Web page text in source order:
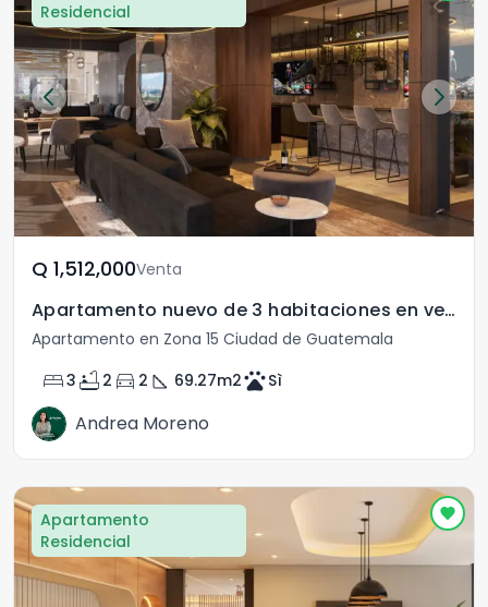
Residencial
Q	1,512,000Venta
Apartamento nuevo de 3 habitaciones en venta en zona 15
Apartamento en Zona 15 Ciudad de Guatemala
bed3 bathtub 2 directions_car 2 square_foot 69.27m2petsSì
Andrea Moreno
Apartamento
Residencial